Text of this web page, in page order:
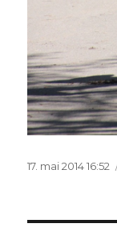
Postitatud
17. mai 2014 16:52